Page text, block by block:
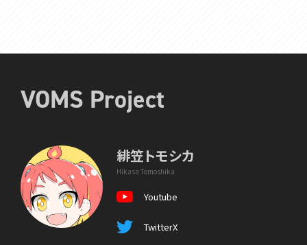
VOMS Project
緋笠トモシカ
Hikasa Tomoshika
Youtube
TwitterX